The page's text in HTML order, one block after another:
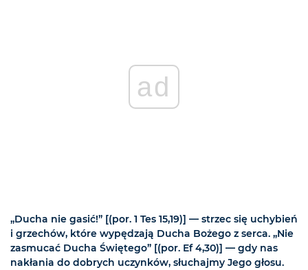
ad
„Ducha nie gasić!” [(por. 1 Tes 15,19)] — strzec się uchybień
i grzechów, które wypędzają Ducha Bożego z serca. „Nie
zasmucać Ducha Świętego” [(por. Ef 4,30)] — gdy nas
nakłania do dobrych uczynków, słuchajmy Jego głosu.